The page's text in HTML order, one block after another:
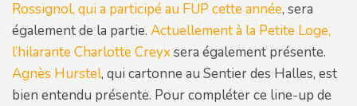
Rossignol, qui a participé au FUP cette année, sera
également de la partie. Actuellement à la Petite Loge,
l’hilarante Charlotte Creyx sera également présente.
Agnès Hurstel, qui cartonne au Sentier des Halles, est
bien entendu présente. Pour compléter ce line-up de